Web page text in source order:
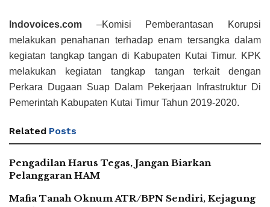
Indovoices.com –Komisi Pemberantasan Korupsi
melakukan penahanan terhadap enam tersangka dalam
kegiatan tangkap tangan di Kabupaten Kutai Timur. KPK
melakukan kegiatan tangkap tangan terkait dengan
Perkara Dugaan Suap Dalam Pekerjaan Infrastruktur Di
Pemerintah Kabupaten Kutai Timur Tahun 2019-2020.
Related Posts
Pengadilan Harus Tegas, Jangan Biarkan
Pelanggaran HAM
Mafia Tanah Oknum ATR/BPN Sendiri, Kejagung